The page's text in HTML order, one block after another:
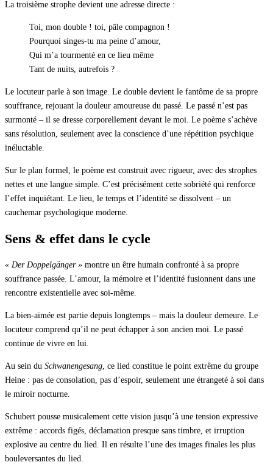
La troisième strophe devient une adresse directe :
Toi, mon double ! toi, pâle compagnon !
Pourquoi singes-tu ma peine d’amour,
Qui m’a tourmenté en ce lieu même
Tant de nuits, autrefois ?
Le locuteur parle à son image. Le double devient le fantôme de sa propre
souffrance, rejouant la douleur amoureuse du passé. Le passé n’est pas
surmonté – il se dresse corporellement devant le moi. Le poème s’achève
sans résolution, seulement avec la conscience d’une répétition psychique
inéluctable.
Sur le plan formel, le poème est construit avec rigueur, avec des strophes
nettes et une langue simple. C’est précisément cette sobriété qui renforce
l’effet inquiétant. Le lieu, le temps et l’identité se dissolvent – un
cauchemar psychologique moderne.
Sens & effet dans le cycle
« Der Doppelgänger » montre un être humain confronté à sa propre
souffrance passée. L’amour, la mémoire et l’identité fusionnent dans une
rencontre existentielle avec soi-même.
La bien-aimée est partie depuis longtemps – mais la douleur demeure. Le
locuteur comprend qu’il ne peut échapper à son ancien moi. Le passé
continue de vivre en lui.
Au sein du Schwanengesang , ce lied constitue le point extrême du groupe
Heine : pas de consolation, pas d’espoir, seulement une étrangeté à soi dans
le miroir nocturne.
Schubert pousse musicalement cette vision jusqu’à une tension expressive
extrême : accords figés, déclamation presque sans timbre, et irruption
explosive au centre du lied. Il en résulte l’une des images finales les plus
bouleversantes du lied.